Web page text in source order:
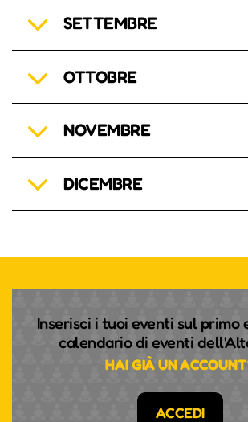
SETTEMBRE
OTTOBRE
NOVEMBRE
DICEMBRE
Inserisci i tuoi eventi sul primo
calendario di eventi
HAI GIÀ UN
ACCEDI